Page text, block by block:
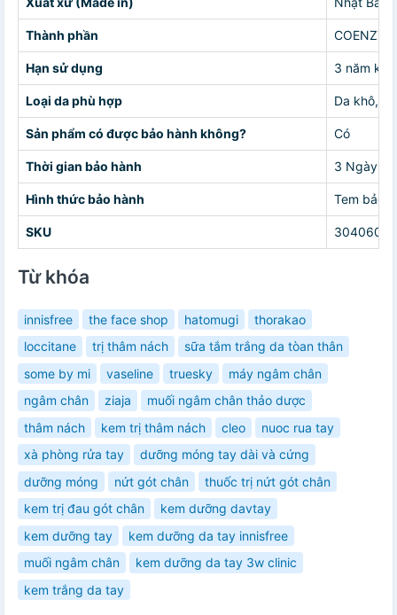
Thành phần
Hạn sử dụng 3 năm kể
Loại da phù hợp Da khô,
Sản phẩm có được bảo hành không? Có
Thời gian bảo hành 3 Ngày
Hình thức bảo hành Tem bảo
SKU
Từ khóa
innisfree the face shop hatomugi
thorakao
loccitane
trị thâm nách
sữa tắm trắng da tòan thân
some by mi
vaseline truesky
máy ngâm chân
ngâm chân
ziaja
muối ngâm chân thảo dược
thâm nách
kem trị thâm nách cleo
nuoc rua tay
xà phòng rửa tay
dưỡng móng tay dài và cứng
dưỡng móng
nứt gót chân
thuốc trị nứt gót chân
kem trị đau gót chân
kem dưỡng davtay
kem dưỡng tay
kem dưỡng da tay innisfree
muối ngâm chân
kem dưỡng da tay 3w clinic
kem trắng da tay